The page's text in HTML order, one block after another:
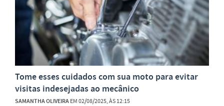
Tome esses cuidados com sua moto para evitar
visitas indesejadas ao mecânico
SAMANTHA OLIVEIRAEM 02/08/2025, ÀS 12:15